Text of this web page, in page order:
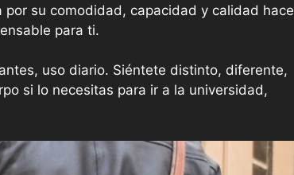
su comodidad, capacidad y calidad hace
para ti.
uso diario. Siéntete distinto, diferente,
si lo necesitas para ir a la universidad,